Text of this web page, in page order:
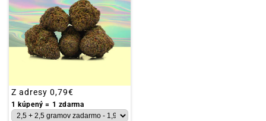
Obvyklá
cena
Z adresy 0,79€
1 kúpený = 1 zdarma